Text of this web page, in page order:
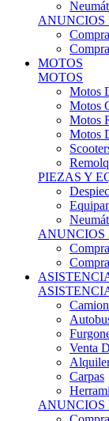
MOTOS
MOTOS
Motos
Motos
Motos
Motos
PIEZAS Y
ANUNCIOS
Venta
Carpas
ANUNCIOS